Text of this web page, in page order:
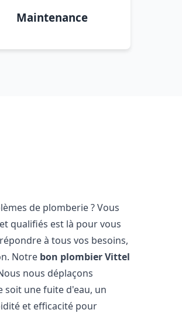
Maintenance
de plomberie ? Vous
qualifiés est là pour vous
à tous vos besoins,
Notre bon plombierVittel
nous déplaçons
soit une fuite d'eau, un
et efficacité pour